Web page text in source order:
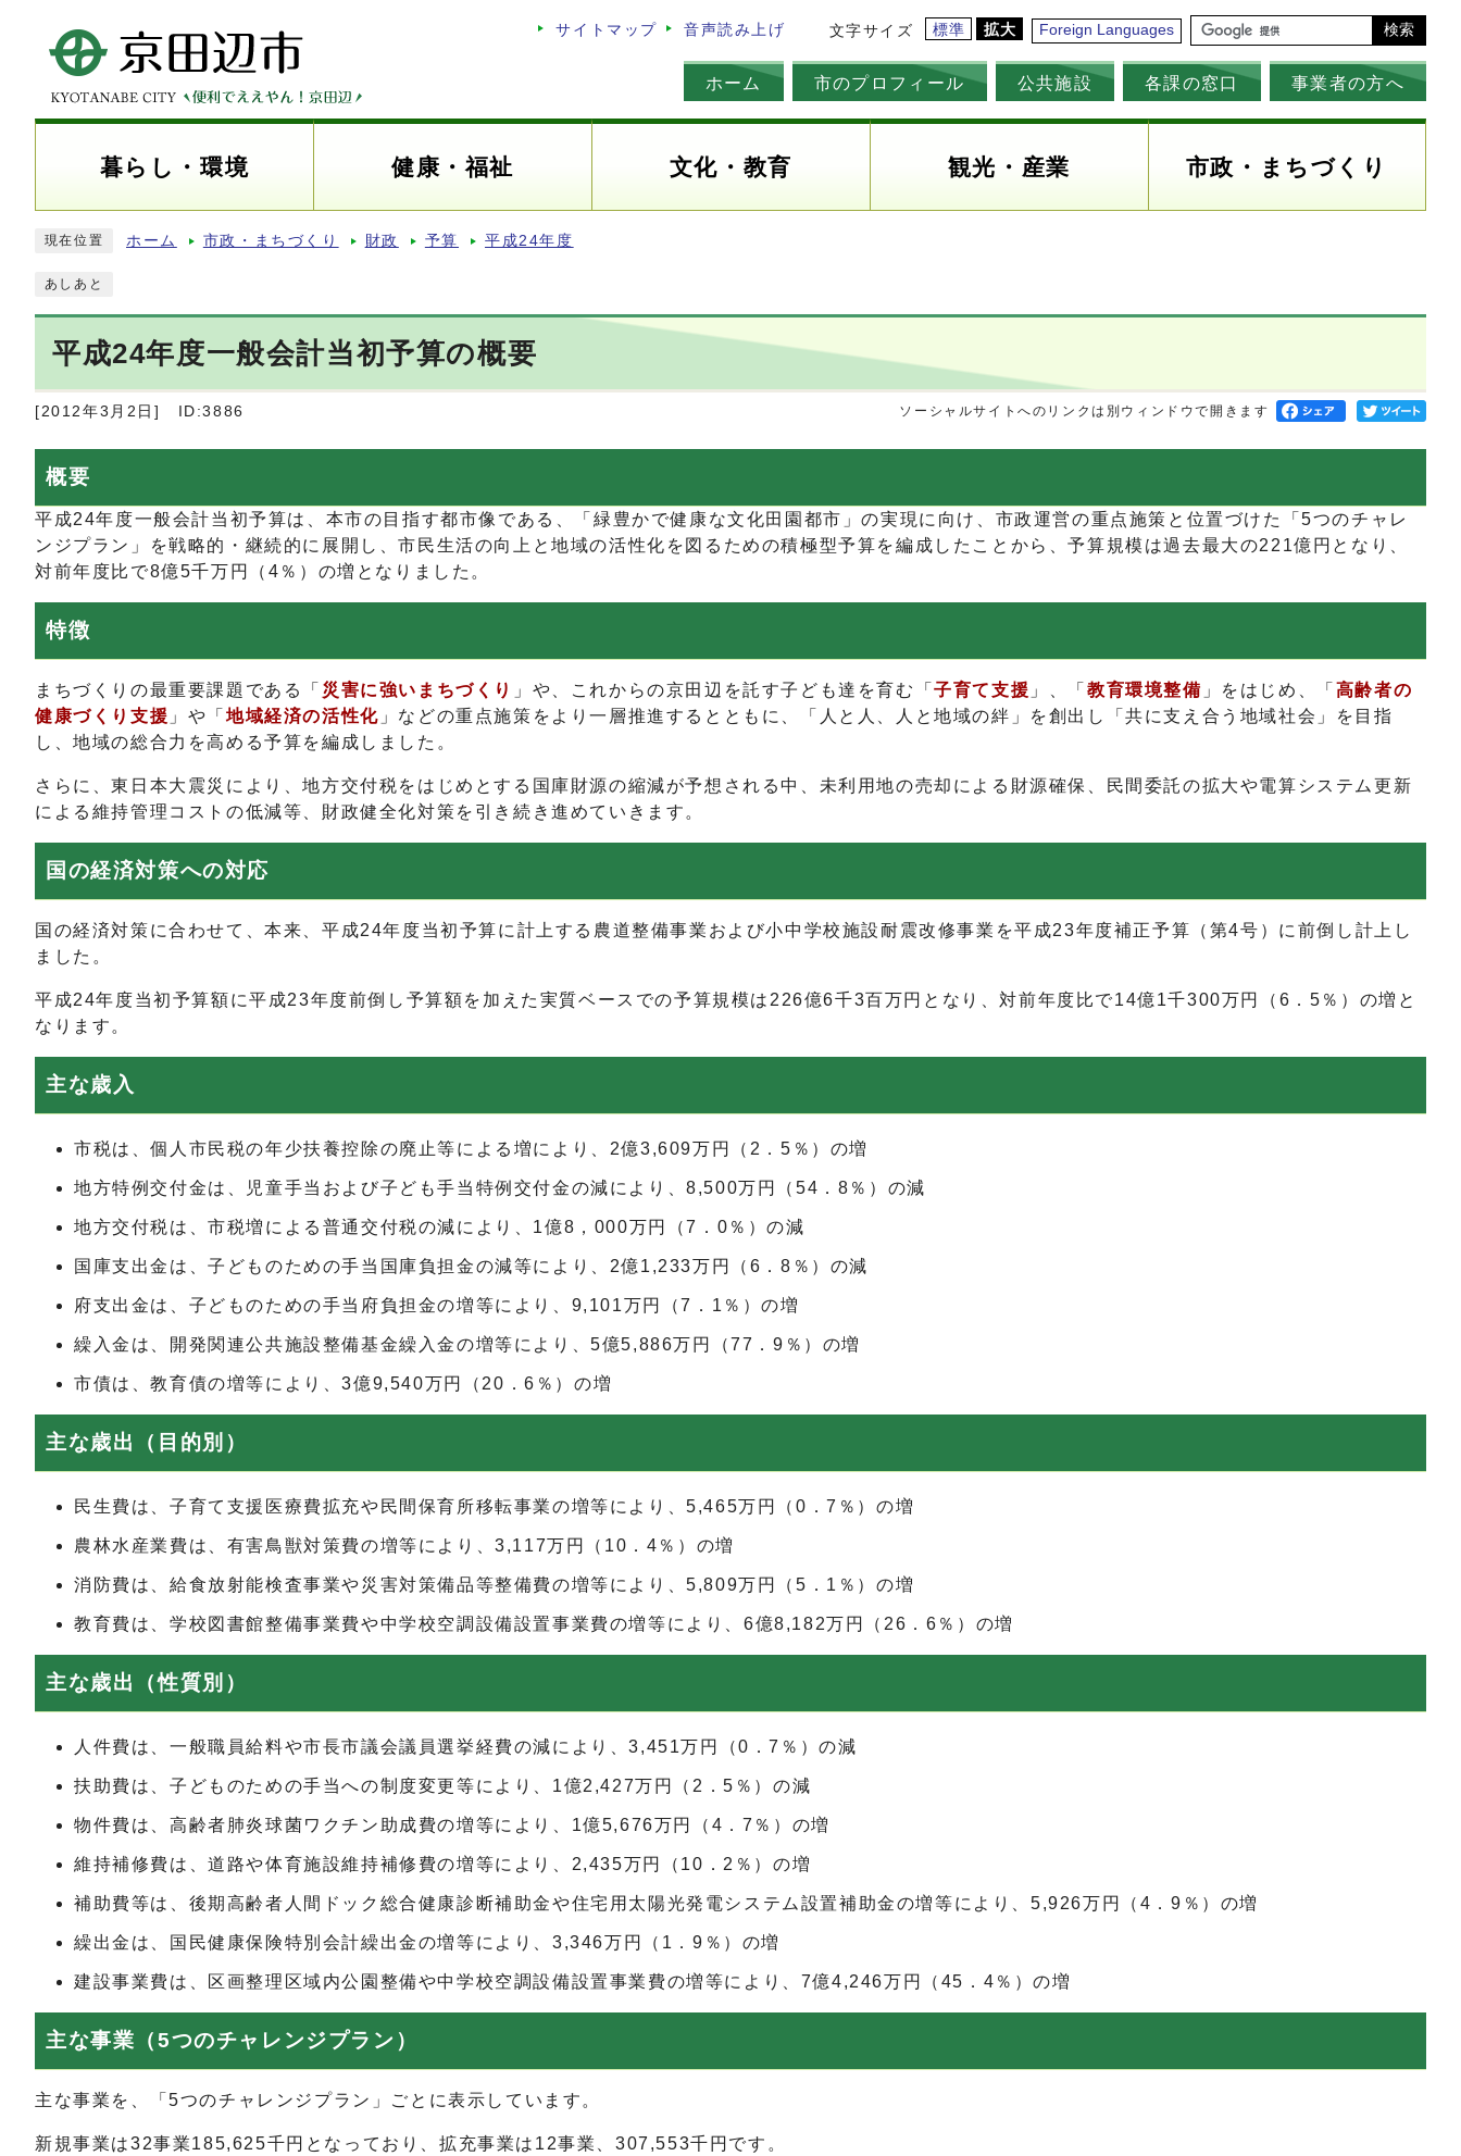
サイトマップ 音声読み上げ 文字サイズ 標準 拡大 Foreign Languages 検索
ホーム 市のプロフィール 公共施設 各課の窓口 事業者の方へ
暮らし・環境 健康・福祉 文化・教育 観光・産業 市政・まちづくり
現在位置 ホーム 市政・まちづくり 財政 予算 平成24年度
あしあと
平成24年度一般会計当初予算の概要
[2012年3月2日] ID:3886 ソーシャルサイトへのリンクは別ウィンドウで開きます
概要
平成24年度一般会計当初予算は、本市の目指す都市像である、「緑豊かで健康な文化田園都市」の実現に向け、市政運営の重点施策と位置づけた「5つのチャレ
ンジプラン」を戦略的・継続的に展開し、市民生活の向上と地域の活性化を図るための積極型予算を編成したことから、予算規模は過去最大の221億円となり、
対前年度比で8億5千万円（4％）の増となりました。
特徴
まちづくりの最重要課題である「 災害に強いまちづくり 」や、これからの京田辺を託す子ども達を育む「子育て支援 」、「教育環境整備 」をはじめ、「 高齢者の
健康づくり支援 」や「地域経済の活性化 」などの重点施策をより一層推進するとともに、「人と人、人と地域の絆」を創出し「共に支え合う地域社会」を目指
し、地域の総合力を高める予算を編成しました。
さらに、東日本大震災により、地方交付税をはじめとする国庫財源の縮減が予想される中、未利用地の売却による財源確保、民間委託の拡大や電算システム更新
による維持管理コストの低減等、財政健全化対策を引き続き進めていきます。
国の経済対策への対応
国の経済対策に合わせて、本来、平成24年度当初予算に計上する農道整備事業および小中学校施設耐震改修事業を平成23年度補正予算（第4号）に前倒し計上し
ました。
平成24年度当初予算額に平成23年度前倒し予算額を加えた実質ベースでの予算規模は226億6千3百万円となり、対前年度比で14億1千300万円（6．5％）の増と
なります。
主な歳入
市税は、個人市民税の年少扶養控除の廃止等による増により、2億3,609万円（2．5％）の増
地方特例交付金は、児童手当および子ども手当特例交付金の減により、8,500万円（54．8％）の減
地方交付税は、市税増による普通交付税の減により、1億8，000万円（7．0％）の減
国庫支出金は、子どものための手当国庫負担金の減等により、2億1,233万円（6．8％）の減
府支出金は、子どものための手当府負担金の増等により、9,101万円（7．1％）の増
繰入金は、開発関連公共施設整備基金繰入金の増等により、5億5,886万円（77．9％）の増
市債は、教育債の増等により、3億9,540万円（20．6％）の増
主な歳出（目的別）
民生費は、子育て支援医療費拡充や民間保育所移転事業の増等により、5,465万円（0．7％）の増
農林水産業費は、有害鳥獣対策費の増等により、3,117万円（10．4％）の増
消防費は、給食放射能検査事業や災害対策備品等整備費の増等により、5,809万円（5．1％）の増
教育費は、学校図書館整備事業費や中学校空調設備設置事業費の増等により、6億8,182万円（26．6％）の増
主な歳出（性質別）
人件費は、一般職員給料や市長市議会議員選挙経費の減により、3,451万円（0．7％）の減
扶助費は、子どものための手当への制度変更等により、1億2,427万円（2．5％）の減
物件費は、高齢者肺炎球菌ワクチン助成費の増等により、1億5,676万円（4．7％）の増
維持補修費は、道路や体育施設維持補修費の増等により、2,435万円（10．2％）の増
補助費等は、後期高齢者人間ドック総合健康診断補助金や住宅用太陽光発電システム設置補助金の増等により、5,926万円（4．9％）の増
繰出金は、国民健康保険特別会計繰出金の増等により、3,346万円（1．9％）の増
建設事業費は、区画整理区域内公園整備や中学校空調設備設置事業費の増等により、7億4,246万円（45．4％）の増
主な事業（5つのチャレンジプラン）
主な事業を、「5つのチャレンジプラン」ごとに表示しています。
新規事業は32事業185,625千円となっており、拡充事業は12事業、307,553千円です。